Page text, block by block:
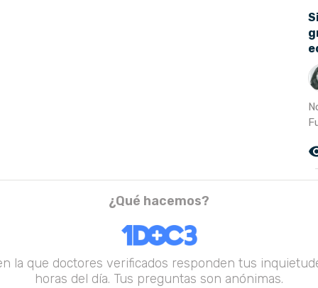
¿Qué hacemos?
la que doctores verificados responden tus
horas del día. Tus preguntas son anónimas.